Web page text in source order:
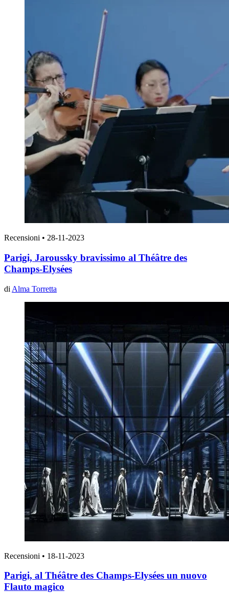
Recensioni • 28-11-2023
Parigi, Jaroussky bravissimo al Théâtre des
Champs-Elysées
di Alma Torretta
Recensioni • 18-11-2023
Parigi, al Théâtre des Champs-Elysées un nuovo
Flauto magico